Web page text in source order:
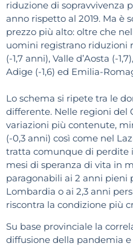
riduzione di sopravvivenza
anno rispetto al 2019. Ma è
prezzo più alto: oltre che
uomini registrano riduzioni
(-1,7 anni), Valle d’Aosta (-
Adige (-1,6) ed Emilia-
Lo schema si ripete tra le
differente. Nelle regioni del
variazioni più contenute,
(-0,3 anni) così come nel
tratta comunque di perdite
mesi di speranza di vita in
paragonabili ai 2 anni pieni
Lombardia o ai 2,3 anni
riscontra la condizione più
Su base provinciale la
diffusione della pandemia